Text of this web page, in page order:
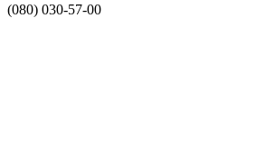
(080) 030-57-00